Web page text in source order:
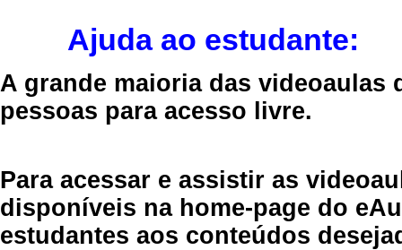
Ajuda ao estudante:
A grande maioria das videoaulas
pessoas para acesso livre.
Para acessar e assistir as
disponíveis na home-page do
estudantes aos conteúdos